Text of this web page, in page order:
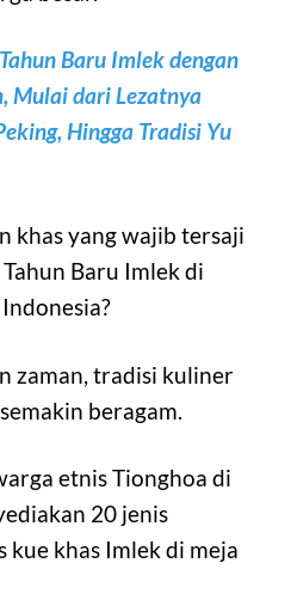
Baru Imlek dengan
Mulai dari Lezatnya
Hingga Tradisi Yu
khas yang wajib tersaji
Baru Imlek di
zaman, tradisi kuliner
beragam.
etnis Tionghoa di
20 jenis
kue khas Imlek di meja